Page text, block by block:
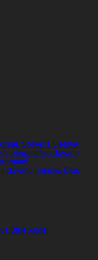
Blue Angel